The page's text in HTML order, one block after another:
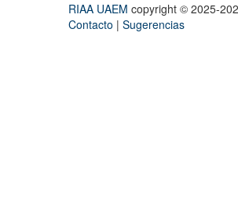
RIAA UAEM copyright © 2025-
Contacto | Sugerencias